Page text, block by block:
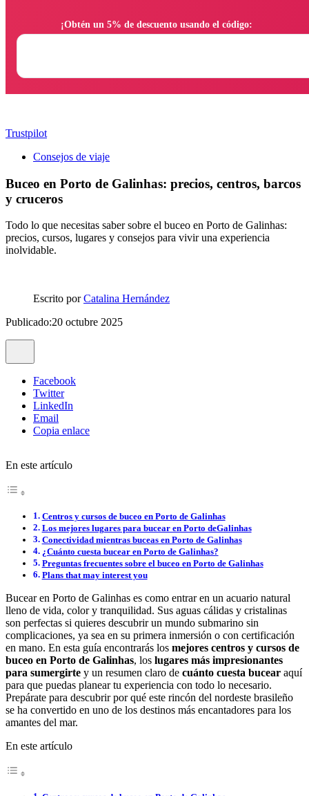
Trustpilot
Consejos de viaje
Buceo en Porto de Galinhas: precios, centros, barcos
y cruceros
Todo lo que necesitas saber sobre el buceo en Porto de Galinhas:
precios, cursos, lugares y consejos para vivir una experiencia
inolvidable.
Escrito porCatalina Hernández
Publicado:20 octubre 2025
Facebook
Twitter
LinkedIn
Email
Copia enlace
En este artículo
Centros y cursos de buceo en Porto de Galinhas
Los mejores lugares para bucear en Porto deGalinhas
Conectividad mientras buceas en Porto de Galinhas
¿Cuánto cuesta bucear en Porto de Galinhas?
Preguntas frecuentes sobre el buceo en Porto de Galinhas
Plans that may interest you
Bucear en Porto de Galinhas es como entrar en un acuario natural
lleno de vida, color y tranquilidad. Sus aguas cálidas y cristalinas
son perfectas si quieres descubrir un mundo submarino sin
complicaciones, ya sea en su primera inmersión o con certificación
en mano. En esta guía encontrarás los mejores centros y cursos de
buceo en Porto de Galinhas, los lugares más impresionantes
para sumergirte y un resumen claro de cuánto cuesta bucear aquí
para que puedas planear tu experiencia con todo lo necesario.
Prepárate para descubrir por qué este rincón del nordeste brasileño
se ha convertido en uno de los destinos más encantadores para los
amantes del mar.
En este artículo